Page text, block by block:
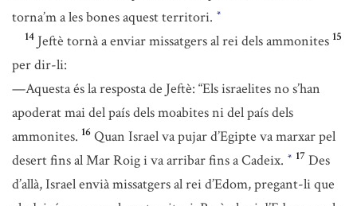
torna’m a les bones aquest territori. *
14 Jeftè tornà a enviar missatgers al rei dels ammonites 15
per dir-li:
—Aquesta és la resposta de Jeftè: “Els israelites no s’han
apoderat mai del país dels moabites ni del país dels
ammonites. 16 Quan Israel va pujar d’Egipte va marxar pel
desert fins al Mar Roig i va arribar fins a Cadeix. * 17 Des
d’allà, Israel envià missatgers al rei d’Edom, pregant-li que